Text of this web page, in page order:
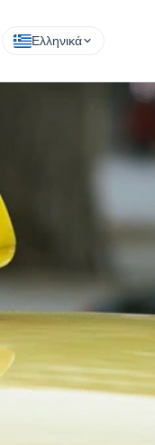
Ελληνικά